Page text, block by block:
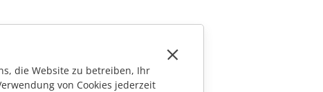
die Website zu betreiben, Ihr
von Cookies jederzeit